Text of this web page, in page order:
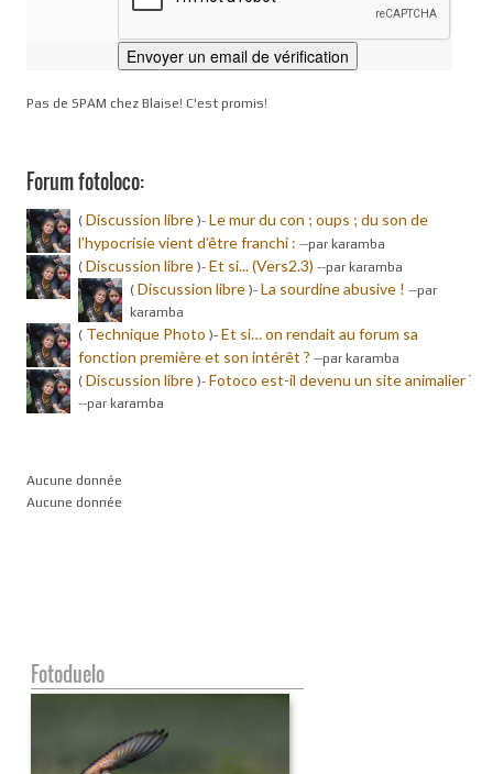
Pas de SPAM chez Blaise! C'est promis!
Forum fotoloco:
( Discussion libre )- Le mur du con ; oups ; du son de
l’hypocrisie vient d’être franchi : --par karamba
( Discussion libre )- Et si... (Vers2.3) --par karamba
( Discussion libre )- La sourdine abusive ! --par
karamba
( Technique Photo )- Et si… on rendait au forum sa
fonction première et son intérêt ? --par karamba
( Discussion libre )- Fotoco est-il devenu un site animalier ?
--par karamba
Aucune donnée
Aucune donnée
Fotoduelo